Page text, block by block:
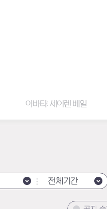
아바타 & 헤
전체기간